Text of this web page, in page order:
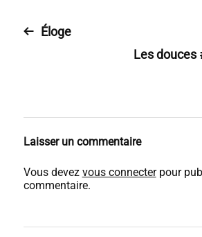
Éloge
Les douces
Laisser un commentaire
Vous devez vous connecterpour
commentaire.